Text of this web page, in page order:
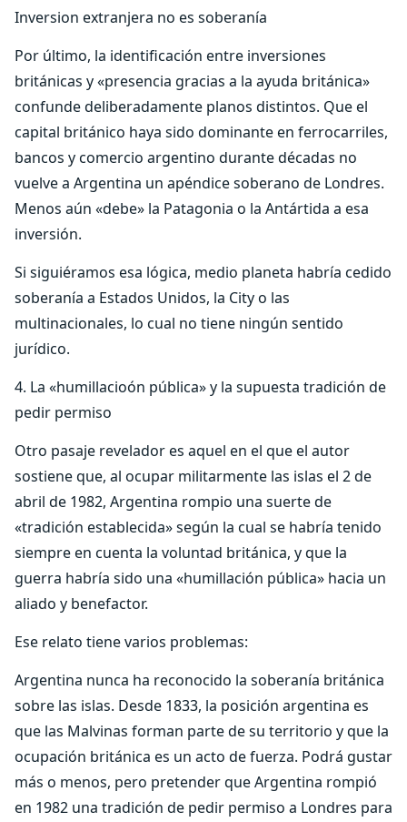
Inversion extranjera no es soberanía
Por último, la identificación entre inversiones
británicas y «presencia gracias a la ayuda británica»
confunde deliberadamente planos distintos. Que el
capital británico haya sido dominante en ferrocarriles,
bancos y comercio argentino durante décadas no
vuelve a Argentina un apéndice soberano de Londres.
Menos aún «debe» la Patagonia o la Antártida a esa
inversión.
Si siguiéramos esa lógica, medio planeta habría cedido
soberanía a Estados Unidos, la City o las
multinacionales, lo cual no tiene ningún sentido
jurídico.
4. La «humillacioón pública» y la supuesta tradición de
pedir permiso
Otro pasaje revelador es aquel en el que el autor
sostiene que, al ocupar militarmente las islas el 2 de
abril de 1982, Argentina rompio una suerte de
«tradición establecida» según la cual se habría tenido
siempre en cuenta la voluntad británica, y que la
guerra habría sido una «humillación pública» hacia un
aliado y benefactor.
Ese relato tiene varios problemas:
Argentina nunca ha reconocido la soberanía británica
sobre las islas. Desde 1833, la posición argentina es
que las Malvinas forman parte de su territorio y que la
ocupación británica es un acto de fuerza. Podrá gustar
más o menos, pero pretender que Argentina rompió
en 1982 una tradición de pedir permiso a Londres para